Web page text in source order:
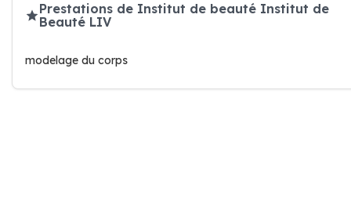
Prestations de Institut de beauté Institut de
Beauté LIV
modelage du corps